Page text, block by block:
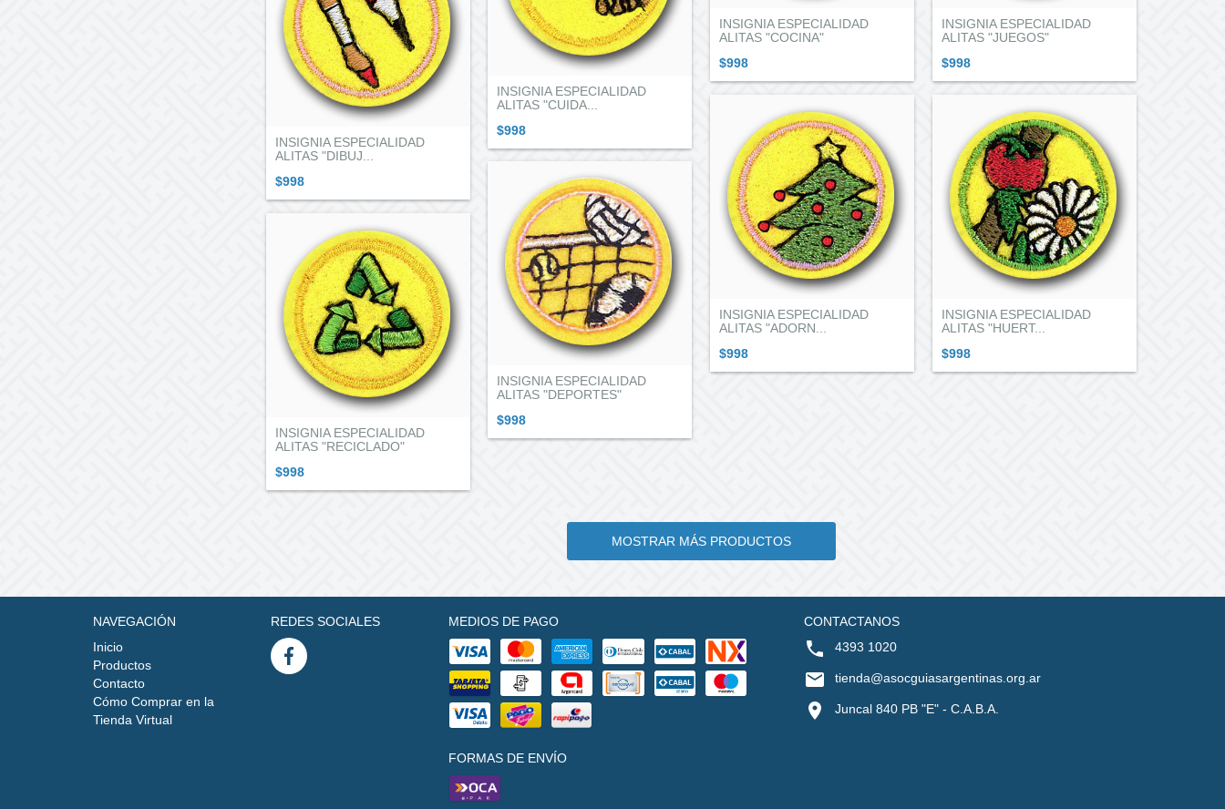
INSIGNIA ESPECIALIDAD
ALITAS "DIBUJ...
$998
INSIGNIA ESPECIALIDAD
ALITAS "CUIDA...
$998
INSIGNIA ESPECIALIDAD
ALITAS "COCINA"
$998
INSIGNIA ESPECIALIDAD
ALITAS "JUEGOS"
$998
INSIGNIA ESPECIALIDAD
ALITAS "RECICLADO"
$998
INSIGNIA ESPECIALIDAD
ALITAS "DEPORTES"
$998
INSIGNIA ESPECIALIDAD
ALITAS "ADORN...
$998
INSIGNIA ESPECIALIDAD
ALITAS "HUERT...
$998
MOSTRAR MÁS PRODUCTOS
NAVEGACIÓN
Inicio
Productos
Contacto
Cómo Comprar en la
Tienda Virtual
REDES SOCIALES MEDIOS DE PAGO
FORMAS DE ENVÍO
CONTACTANOS
4393 1020
tienda@asocguiasargentinas.org.ar
Juncal 840 PB "E" - C.A.B.A.